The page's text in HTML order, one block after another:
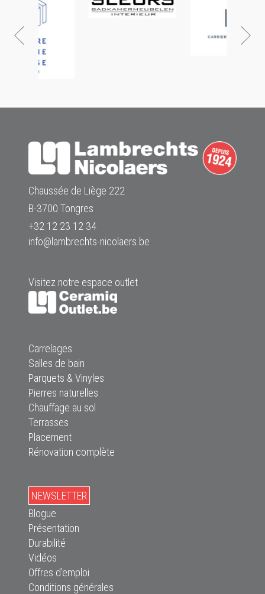
Chaussée de Liège 222
B-3700 Tongres
+32 12 23 12 34
info@lambrechts-nicolaers.be
Visitez notre espace outlet
Carrelages
Salles de bain
Parquets & Vinyles
Pierres naturelles
Chauffage au sol
Terrasses
Placement
Rénovation complète
NEWSLETTER
Blogue
Présentation
Durabilité
Vidéos
Offres d'emploi
Conditions générales